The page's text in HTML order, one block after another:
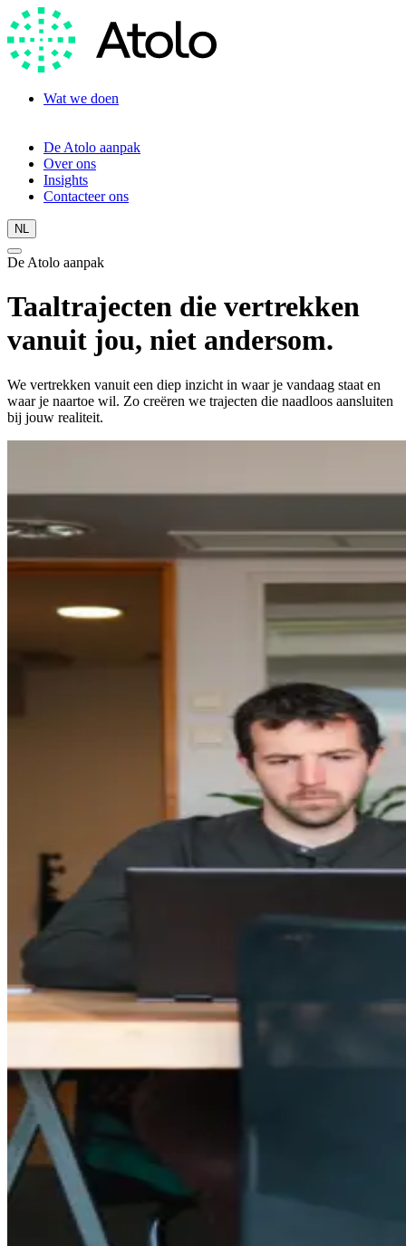
Wat we doen
De Atolo aanpak
Over ons
Insights
Contacteer ons
NL
De Atolo aanpak
Taaltrajecten die vertrekken
vanuit jou, niet andersom.
We vertrekken vanuit een diep inzicht in waar je vandaag staat en
waar je naartoe wil. Zo creëren we trajecten die naadloos aansluiten
bij jouw realiteit.